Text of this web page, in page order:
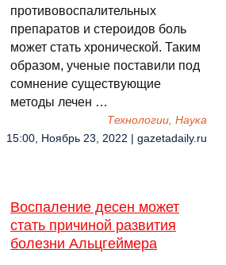
противовоспалительных
препаратов и стероидов боль
может стать хронической. Таким
образом, ученые поставили под
сомнение существующие
методы лечен …
Технологии, Наука
15:00, Ноябрь 23, 2022 | gazetadaily.ru
Воспаление десен может
стать причиной развития
болезни Альцгеймера